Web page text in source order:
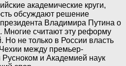
академические круги,
обсуждают решение
Владимира Путина о
считают эту реформу
Но не только в России власть
между премьер-
и Академией наук